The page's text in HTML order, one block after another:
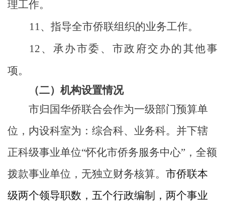
理工作。
11、 指导全市侨联组织的业务工作。
12、 承办市委、市政府交办的其他事
项。
（二）机构设置情况
市归国华侨联合会作为一级部门预算单
位，内设科室为：综合科、 业务科。并下辖
正科级事业单位“怀化市侨务服务中心”， 全额
拨款事业单位 ， 无独立财务核算。 市侨联本
级两个领导职数，五个行政编制，两个事业